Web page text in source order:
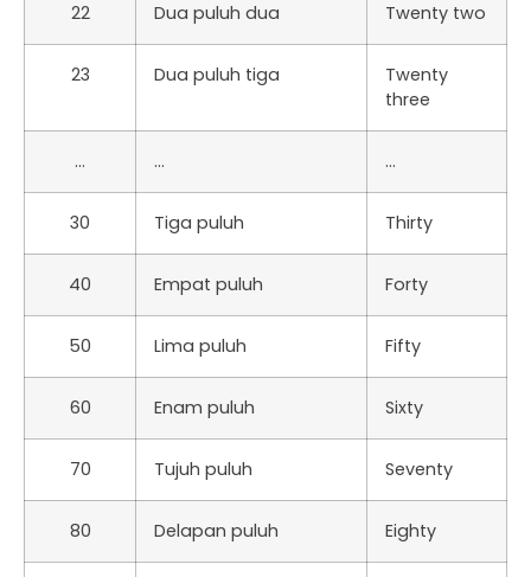
22 Dua puluh dua Twenty two
23 Dua puluh tiga
Twenty
three
… … …
30 Tiga puluh Thirty
40 Empat puluh Forty
50 Lima puluh Fifty
60 Enam puluh Sixty
70 Tujuh puluh Seventy
80 Delapan puluh Eighty